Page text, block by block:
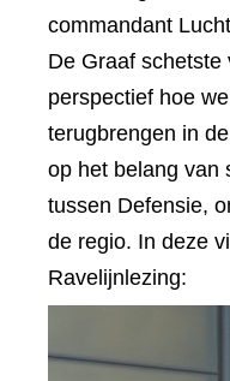
commandant
De Graaf schetste
perspectief hoe
terugbrengen in
op het belang van
tussen Defensie,
de regio. In deze
Ravelijnlezing: